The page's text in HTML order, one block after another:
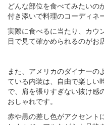
どんな部位を食べてみたいの
付き添いで料理のコーディネ
実際に食べるに当たり、カウ
目で見て確かめられるのがお
また、アメリカのダイナーの
ている内装は、自由で楽しい
で、肩を張りすぎない抜け感
おしゃれです。
赤や黒の差し色がアクセント